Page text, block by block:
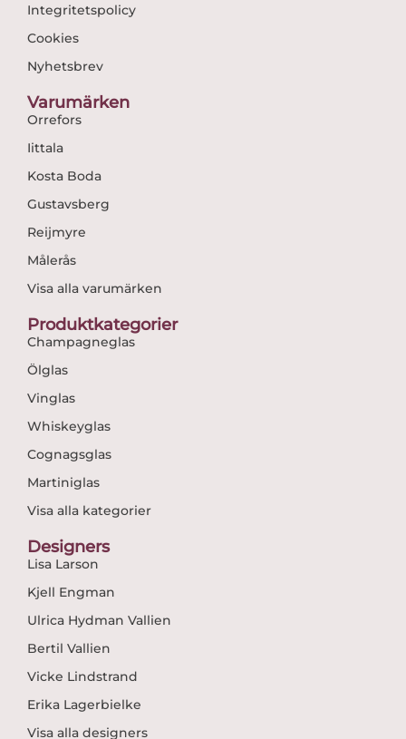
Integritetspolicy
Cookies
Nyhetsbrev
Varumärken
Orrefors
Iittala
Kosta Boda
Gustavsberg
Reijmyre
Målerås
Visa alla varumärken
Produktkategorier
Champagneglas
Ölglas
Vinglas
Whiskeyglas
Cognagsglas
Martiniglas
Visa alla kategorier
Designers
Lisa Larson
Kjell Engman
Ulrica Hydman Vallien
Bertil Vallien
Vicke Lindstrand
Erika Lagerbielke
Visa alla designers